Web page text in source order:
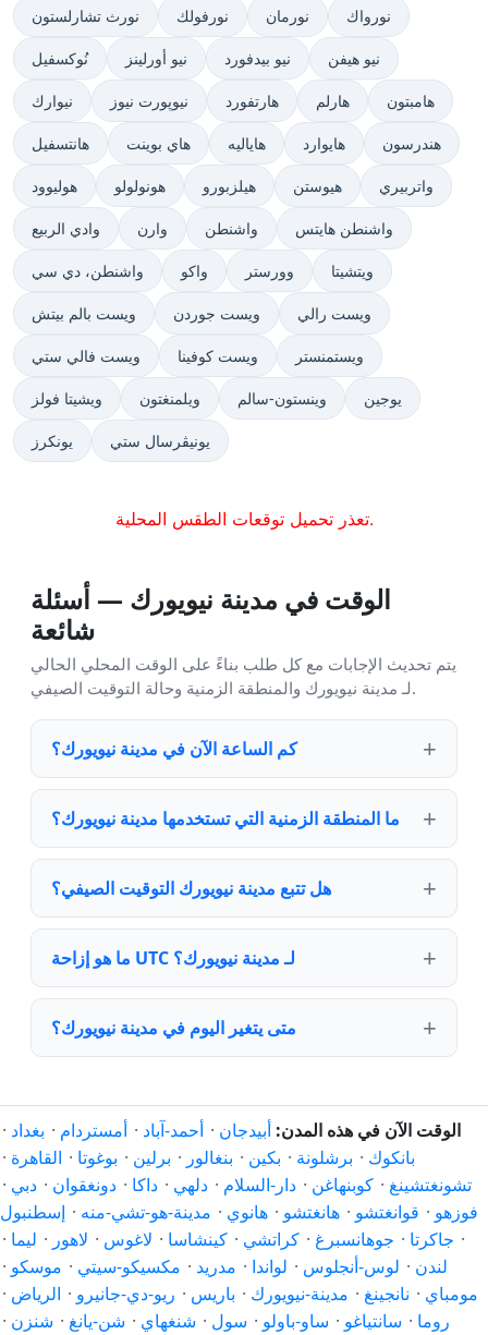
نورث تشارلستون نورفولك نورمان نورواك
نُوكسفيل نيو أورلينز نيو بيدفورد نيو هيفن
نيوارك نيوپورت نيوز هارتفورد هارلم هامبتون
هانتسفيل هاي بوينت هاياليه هايوارد هندرسون
هوليوود هونولولو هيلزبورو هيوستن واتربيري
وادي الربيع وارن واشنطن واشنطن هايتس
واشنطن، دي سي واكو وورستر ويتشيتا
ويست بالم بيتش ويست جوردن ويست رالي
ويست فالي ستي ويست كوفينا ويستمنستر
ويشيتا فولز ويلمنغتون وينستون-سالم يوجين
يونكرز يونيڤرسال ستي
تعذر تحميل توقعات الطقس المحلية.
الوقت في مدينة نيويورك — أسئلة
شائعة
يتم تحديث الإجابات مع كل طلب بناءً على الوقت المحلي الحالي
لـ مدينة نيويورك والمنطقة الزمنية وحالة التوقيت الصيفي.
كم الساعة الآن في مدينة نيويورك؟
ما المنطقة الزمنية التي تستخدمها مدينة نيويورك؟
هل تتبع مدينة نيويورك التوقيت الصيفي؟
ما هو إزاحة UTC لـ مدينة نيويورك؟
متى يتغير اليوم في مدينة نيويورك؟
الوقت الآن في هذه المدن: أبيدجان · أحمد-آباد · أمستردام · بغداد ·
بانكوك · برشلونة · بكين · بنغالور · برلين · بوغوتا · القاهرة ·
تشونغتشينغ · كوبنهاغن · دار-السلام · دلهي · داكا · دونغقوان · دبي ·
فوزهو · قوانغتشو · هانغتشو · هانوي · مدينة-هو-تشي-منه · إسطنبول
· جاكرتا · جوهانسبرغ · كراتشي · كينشاسا · لاغوس · لاهور · ليما ·
لندن · لوس-أنجلوس · لواندا · مدريد · مكسيكو-سيتي · موسكو ·
مومباي · نانجينغ · مدينة-نيويورك · باريس · ريو-دي-جانيرو · الرياض ·
روما · سانتياغو · ساو-باولو · سول · شنغهاي · شن-يانغ · شنزن ·